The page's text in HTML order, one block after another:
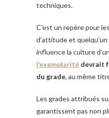
techniques.
C’est un repère pour
d’attitude et
influence la culture
l’exemplarité devrait
du grade, au même
Les grades attribués
garantissent pas non